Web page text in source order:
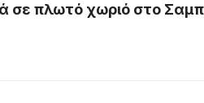
σε πλωτό χωριό στο